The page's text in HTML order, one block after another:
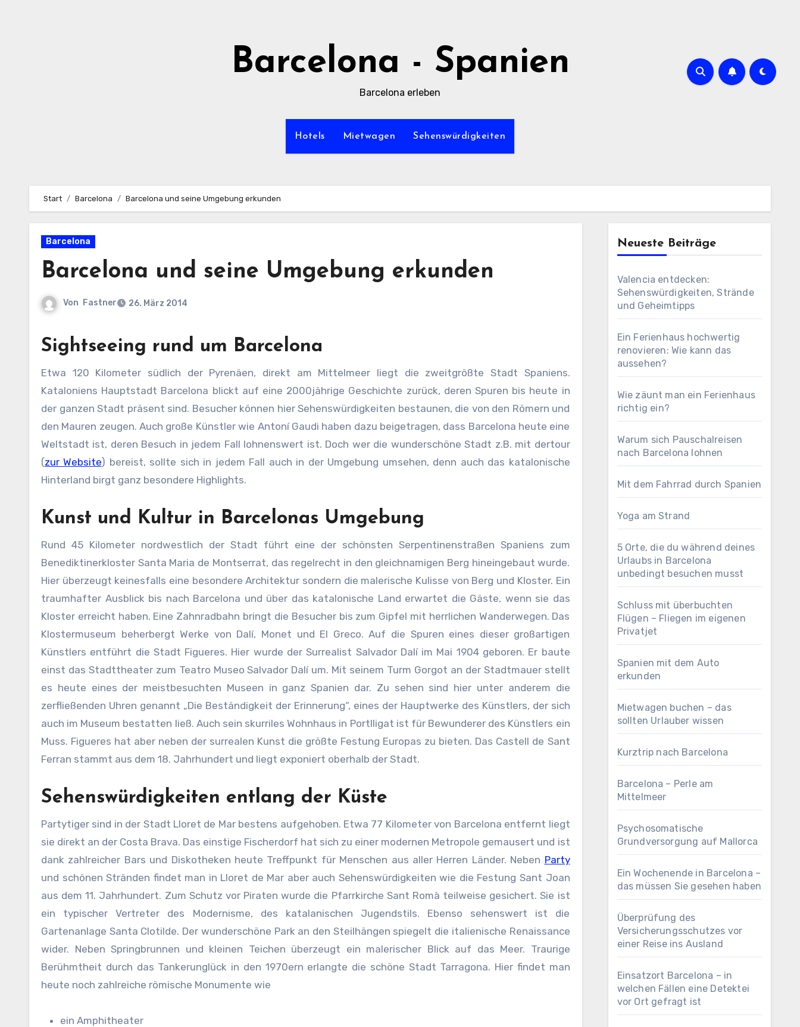
Barcelona - Spanien
Barcelona erleben
Hotels Mietwagen Sehenswürdigkeiten
Start Barcelona Barcelona und seine Umgebung erkunden
Barcelona
Barcelona und seine Umgebung erkunden
Von Fastner 26. März 2014
Sightseeing rund um Barcelona
Etwa 120 Kilometer südlich der Pyrenäen, direkt am Mittelmeer liegt die zweitgrößte Stadt Spaniens.
Kataloniens Hauptstadt Barcelona blickt auf eine 2000jährige Geschichte zurück, deren Spuren bis heute in
der ganzen Stadt präsent sind. Besucher können hier Sehenswürdigkeiten bestaunen, die von den Römern und
den Mauren zeugen. Auch große Künstler wie Antoní Gaudi haben dazu beigetragen, dass Barcelona heute eine
Weltstadt ist, deren Besuch in jedem Fall lohnenswert ist. Doch wer die wunderschöne Stadt z.B. mit dertour
(zur Website) bereist, sollte sich in jedem Fall auch in der Umgebung umsehen, denn auch das katalonische
Hinterland birgt ganz besondere Highlights.
Kunst und Kultur in Barcelonas Umgebung
Rund 45 Kilometer nordwestlich der Stadt führt eine der schönsten Serpentinenstraßen Spaniens zum
Benediktinerkloster Santa Maria de Montserrat, das regelrecht in den gleichnamigen Berg hineingebaut wurde.
Hier überzeugt keinesfalls eine besondere Architektur sondern die malerische Kulisse von Berg und Kloster. Ein
traumhafter Ausblick bis nach Barcelona und über das katalonische Land erwartet die Gäste, wenn sie das
Kloster erreicht haben. Eine Zahnradbahn bringt die Besucher bis zum Gipfel mit herrlichen Wanderwegen. Das
Klostermuseum beherbergt Werke von Dalí, Monet und El Greco. Auf die Spuren eines dieser großartigen
Künstlers entführt die Stadt Figueres. Hier wurde der Surrealist Salvador Dalí im Mai 1904 geboren. Er baute
einst das Stadttheater zum Teatro Museo Salvador Dalí um. Mit seinem Turm Gorgot an der Stadtmauer stellt
es heute eines der meistbesuchten Museen in ganz Spanien dar. Zu sehen sind hier unter anderem die
zerfließenden Uhren genannt „Die Beständigkeit der Erinnerung“, eines der Hauptwerke des Künstlers, der sich
auch im Museum bestatten ließ. Auch sein skurriles Wohnhaus in Portlligat ist für Bewunderer des Künstlers ein
Muss. Figueres hat aber neben der surrealen Kunst die größte Festung Europas zu bieten. Das Castell de Sant
Ferran stammt aus dem 18. Jahrhundert und liegt exponiert oberhalb der Stadt.
Sehenswürdigkeiten entlang der Küste
Partytiger sind in der Stadt Lloret de Mar bestens aufgehoben. Etwa 77 Kilometer von Barcelona entfernt liegt
sie direkt an der Costa Brava. Das einstige Fischerdorf hat sich zu einer modernen Metropole gemausert und ist
dank zahlreicher Bars und Diskotheken heute Treffpunkt für Menschen aus aller Herren Länder. Neben Party
und schönen Stränden findet man in Lloret de Mar aber auch Sehenswürdigkeiten wie die Festung Sant Joan
aus dem 11. Jahrhundert. Zum Schutz vor Piraten wurde die Pfarrkirche Sant Romà teilweise gesichert. Sie ist
ein typischer Vertreter des Modernisme, des katalanischen Jugendstils. Ebenso sehenswert ist die
Gartenanlage Santa Clotilde. Der wunderschöne Park an den Steilhängen spiegelt die italienische Renaissance
wider. Neben Springbrunnen und kleinen Teichen überzeugt ein malerischer Blick auf das Meer. Traurige
Berühmtheit durch das Tankerunglück in den 1970ern erlangte die schöne Stadt Tarragona. Hier findet man
heute noch zahlreiche römische Monumente wie
ein Amphitheater
Neueste Beiträge
Valencia entdecken:
Sehenswürdigkeiten, Strände
und Geheimtipps
Ein Ferienhaus hochwertig
renovieren: Wie kann das
aussehen?
Wie zäunt man ein Ferienhaus
richtig ein?
Warum sich Pauschalreisen
nach Barcelona lohnen
Mit dem Fahrrad durch Spanien
Yoga am Strand
5 Orte, die du während deines
Urlaubs in Barcelona
unbedingt besuchen musst
Schluss mit überbuchten
Flügen – Fliegen im eigenen
Privatjet
Spanien mit dem Auto
erkunden
Mietwagen buchen – das
sollten Urlauber wissen
Kurztrip nach Barcelona
Barcelona – Perle am
Mittelmeer
Psychosomatische
Grundversorgung auf Mallorca
Ein Wochenende in Barcelona –
das müssen Sie gesehen haben
Überprüfung des
Versicherungsschutzes vor
einer Reise ins Ausland
Einsatzort Barcelona – in
welchen Fällen eine Detektei
vor Ort gefragt ist